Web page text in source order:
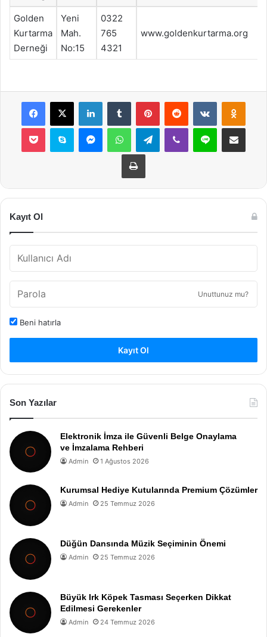
Golden
Kurtarma
Derneği
Yeni
Mah.
No:15
0322
765
4321
www.goldenkurtarma.org
Facebook
X LinkedInTumblr PinterestReddit VKontakte
Pocket Skype MessengerWhatsAppTelegramViber Line E-Posta ile
Yazdır
Kayıt Ol
Unuttunuz mu?
Beni hatırla
Kayıt Ol
Son Yazılar
Elektronik İmza ile Güvenli Belge Onaylama
ve İmzalama Rehberi
Admin 1 Ağustos 2026
Kurumsal Hediye Kutularında Premium Çözümler
Admin 25 Temmuz 2026
Düğün Dansında Müzik Seçiminin Önemi
Admin 25 Temmuz 2026
Büyük Irk Köpek Tasması Seçerken Dikkat
Edilmesi Gerekenler
Admin 24 Temmuz 2026